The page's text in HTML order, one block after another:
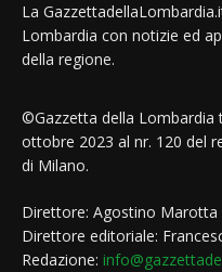
La
Lombardia con notizie ed
della regione.
©Gazzetta della Lombardia
ottobre 2023 al nr. 120 del
di Milano.
Direttore: Agostino Marotta
Direttore editoriale:
Redazione: